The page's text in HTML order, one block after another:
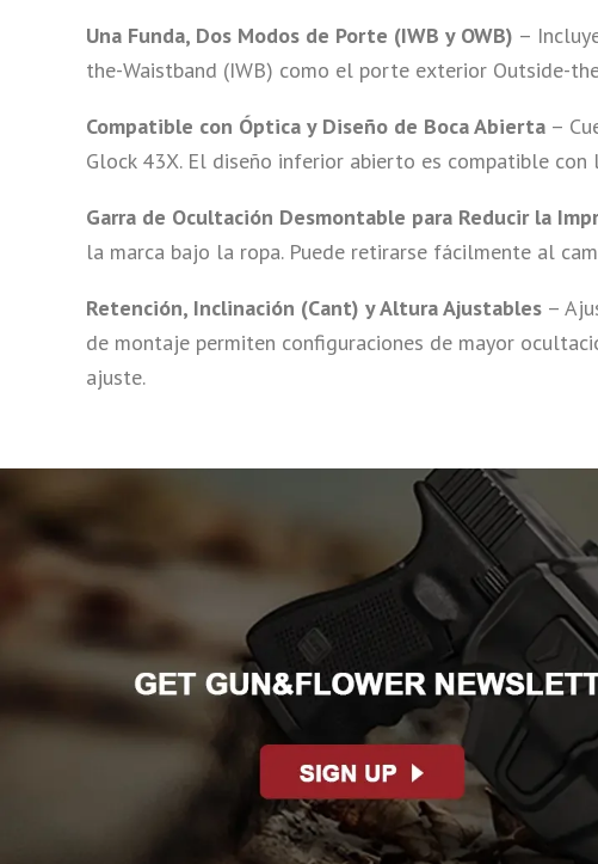
Una Funda, Dos Modos de Porte (IWB y OWB) –
the-Waistband (IWB) como el porte exterior Outside-
Compatible con Óptica y Diseño de Boca Abierta –
Glock 43X. El diseño inferior abierto es compatible
Garra de Ocultación Desmontable para Reducir la
la marca bajo la ropa. Puede retirarse fácilmente al
Retención, Inclinación (Cant) y Altura Ajustables –
de montaje permiten configuraciones de mayor
ajuste.